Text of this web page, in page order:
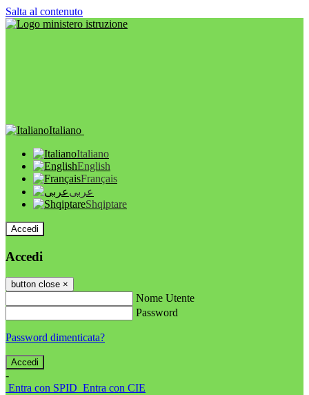
Salta al contenuto
Italiano
Italiano
English
Français
عربى
Shqiptare
Accedi
Accedi
button close ×
Nome Utente
Password
Password dimenticata?
-
Entra con SPID Entra con CIE